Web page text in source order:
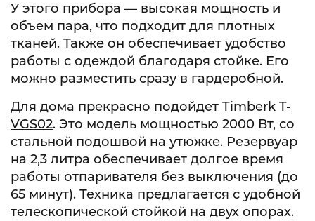
У этого прибора — высокая мощность и
объем пара, что подходит для плотных
тканей. Также он обеспечивает удобство
работы с одеждой благодаря стойке. Его
можно разместить сразу в гардеробной.
Для дома прекрасно подойдет Timberk T-
VGS02. Это модель мощностью 2000 Вт, со
стальной подошвой на утюжке. Резервуар
на 2,3 литра обеспечивает долгое время
работы отпаривателя без выключения (до
65 минут). Техника предлагается с удобной
телескопической стойкой на двух опорах.